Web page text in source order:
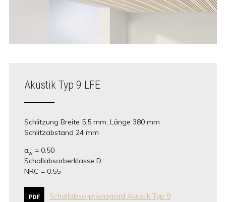
Akustik Typ 9 LFE
Schlitzung Breite 5.5 mm, Länge 380 mm
Schlitzabstand 24 mm
αw = 0.50
Schallabsorberklasse D
NRC = 0.55
Schallabsorptionsgrad Akustik Typ 9